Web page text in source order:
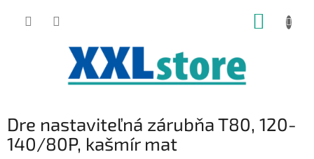
Dre nastaviteľná zárubňa T80, 120-
140/80P, kašmír mat